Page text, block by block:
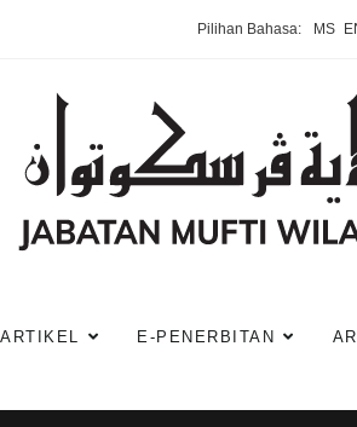
Pilihan Bahasa: MS
ARTIKEL E-PENERBITAN